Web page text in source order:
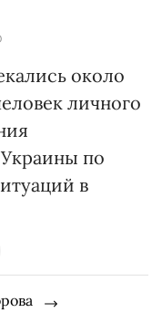
около
личного
по
в